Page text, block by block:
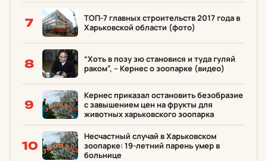
7
ТОП-7 главных строительств 2017 года в
Харьковской области (фото)
8
“Хоть в позу зю становися и туда гуляй
раком”, – Кернес о зоопарке (видео)
9
Кернес приказал остановить безобразие
с завышением цен на фрукты для
животных харьковского зоопарка
10
Несчастный случай в Харьковском
зоопарке: 19-летний парень умер в
больнице